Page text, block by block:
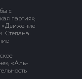
с
партия»,
«Движение
Степана
«Аль-